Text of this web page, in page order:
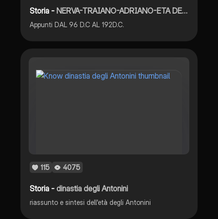
Storia -NERVA-TRAIANO-ADRIANO-ETA DEGLI ANTONINI
Appunti DAL 96 D.C AL 192D.C.
115 4075
Storia -dinastia degli Antonini
riassunto e sintesi dell'età degli Antonini